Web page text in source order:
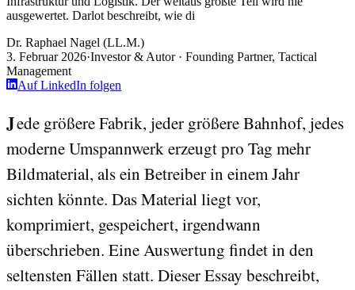
ausgewertet. Darlot beschreibt, wie di
Dr. Raphael Nagel (LL.M.)
3. Februar 2026·Investor & Autor · Founding Partner, Tactical
Management
Auf LinkedIn folgen
Jede größere Fabrik, jeder größere Bahnhof, jedes
moderne Umspannwerk erzeugt pro Tag mehr
Bildmaterial, als ein Betreiber in einem Jahr
sichten könnte. Das Material liegt vor,
komprimiert, gespeichert, irgendwann
überschrieben. Eine Auswertung findet in den
seltensten Fällen statt. Dieser Essay beschreibt,